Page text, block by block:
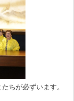
ちが必ずいます。